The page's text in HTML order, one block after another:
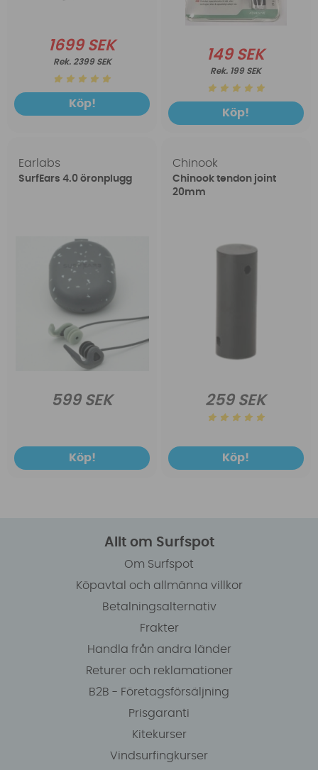
1699 SEK
2399 SEK
Köp!
149 SEK
199 SEK
Köp!
Earlabs
SurfEars 4.0 öronplugg
599 SEK
Köp!
Chinook
Chinook tendon joint
20mm
259 SEK
Köp!
Allt om Surfspot
Om Surfspot
Köpavtal och allmänna villkor
Betalningsalternativ
Frakter
Handla från andra länder
Returer och reklamationer
B2B - Företagsförsäljning
Prisgaranti
Kitekurser
Vindsurfingkurser